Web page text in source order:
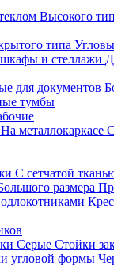
Высокого
типа
и стеллажи
для документов
тумбы
На металлокаркасе
С сетчатой
размера
Серые Стойки
угловой формы